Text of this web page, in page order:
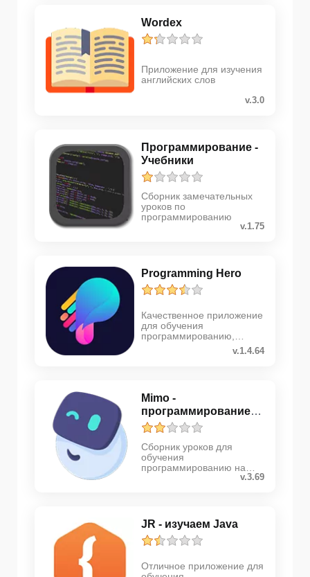
Wordex
Приложение для изучения
английских слов
v.3.0
Программирование -
Учебники
Сборник замечательных
уроков по
программированию
v.1.75
Programming Hero
Качественное приложение
для обучения
программированию,
созданию игр и прочему
v.1.4.64
Mimo -
программирование
на HTML, JavaScr...
Сборник уроков для
обучения
программированию на
языках HTML, JavaScript и
v.3.69
JR - изучаем Java
Отличное приложение для